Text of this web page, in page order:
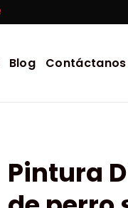
Blog Contáctanos
Pintura